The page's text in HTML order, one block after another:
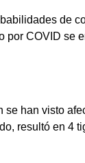
de
COVID
han visto
resultó en 4